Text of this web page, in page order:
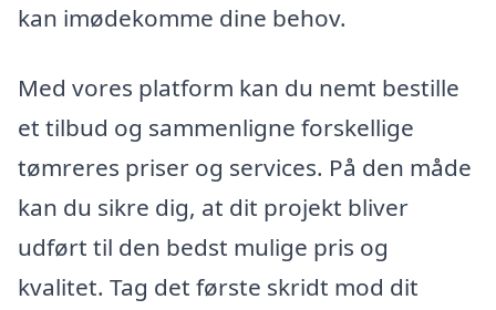
kan imødekomme dine behov.
Med vores platform kan du nemt bestille
et tilbud og sammenligne forskellige
tømreres priser og services. På den måde
kan du sikre dig, at dit projekt bliver
udført til den bedst mulige pris og
kvalitet. Tag det første skridt mod dit